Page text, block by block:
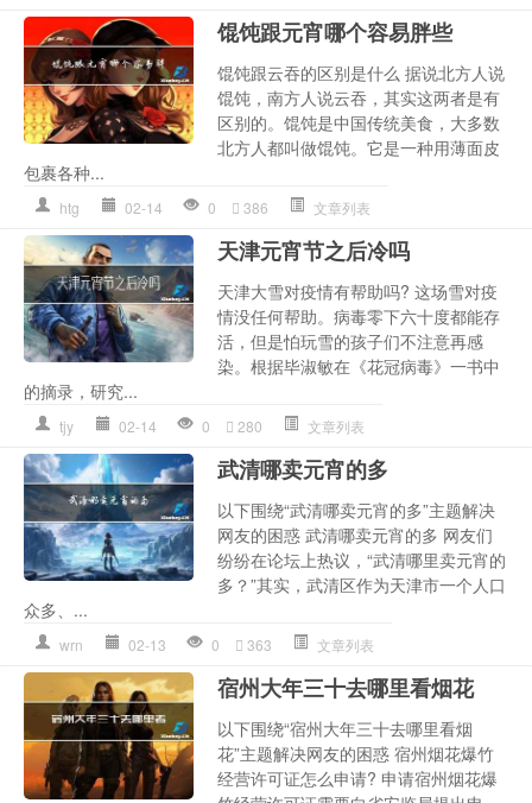
馄饨跟元宵哪个容易胖些
馄饨跟云吞的区别是什么 据说北方人说
馄饨，南方人说云吞，其实这两者是有
区别的。馄饨是中国传统美食，大多数
北方人都叫做馄饨。它是一种用薄面皮
包裹各种...
htg 02-14 0 386 文章列表
天津元宵节之后冷吗
天津大雪对疫情有帮助吗? 这场雪对疫
情没任何帮助。病毒零下六十度都能存
活，但是怕玩雪的孩子们不注意再感
染。根据毕淑敏在《花冠病毒》一书中
的摘录，研究...
tjy 02-14 0 280 文章列表
武清哪卖元宵的多
以下围绕“武清哪卖元宵的多”主题解决
网友的困惑 武清哪卖元宵的多 网友们
纷纷在论坛上热议，“武清哪里卖元宵的
多？”其实，武清区作为天津市一个人口
众多、...
wrn 02-13 0 363 文章列表
宿州大年三十去哪里看烟花
以下围绕“宿州大年三十去哪里看烟
花”主题解决网友的困惑 宿州烟花爆竹
经营许可证怎么申请? 申请宿州烟花爆